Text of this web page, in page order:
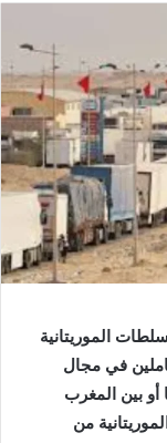
الموريتانية
في مجال
أو بين المغرب
من